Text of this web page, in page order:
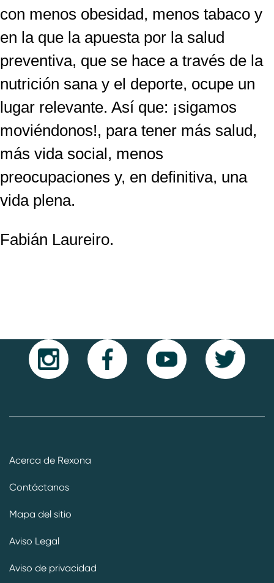
con menos obesidad, menos tabaco y
en la que la apuesta por la salud
preventiva, que se hace a través de la
nutrición sana y el deporte, ocupe un
lugar relevante. Así que: ¡sigamos
moviéndonos!, para tener más salud,
más vida social, menos
preocupaciones y, en definitiva, una
vida plena.
Fabián Laureiro.
Acerca de Rexona
Contáctanos
Mapa del sitio
Aviso Legal
Aviso de privacidad